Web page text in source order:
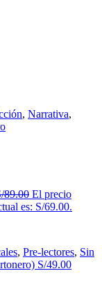
, Narrativa,
89.00 El precio
es: S/69.00.
, Pre-lectores, Sin
S/49.00